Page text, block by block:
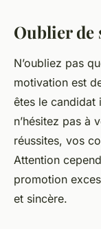
Oublier de
N’oubliez pas
motivation est
êtes le candidat
n’hésitez pas à
réussites, vos
Attention
promotion
et sincère.